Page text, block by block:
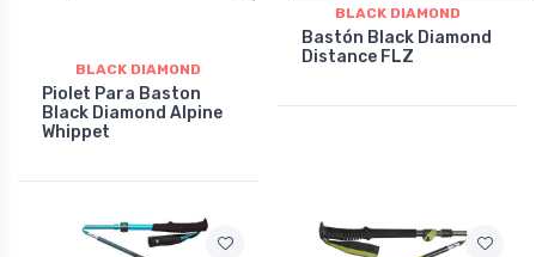
BLACK DIAMOND
Piolet Para Baston
Black Diamond Alpine
Whippet
BLACK DIAMOND
Bastón Black Diamond
Distance FLZ